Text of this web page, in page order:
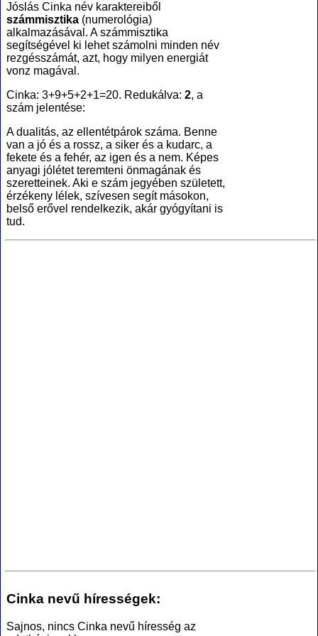
Jóslás Cinka név karaktereiből
számmisztika (numerológia)
alkalmazásával. A számmisztika
segítségével ki lehet számolni minden név
rezgésszámát, azt, hogy milyen energiát
vonz magával.
Cinka: 3+9+5+2+1=20. Redukálva: 2, a
szám jelentése:
A dualitás, az ellentétpárok száma. Benne
van a jó és a rossz, a siker és a kudarc, a
fekete és a fehér, az igen és a nem. Képes
anyagi jólétet teremteni önmagának és
szeretteinek. Aki e szám jegyében született,
érzékeny lélek, szívesen segít másokon,
belső erővel rendelkezik, akár gyógyítani is
tud.
Cinka nevű hírességek:
Sajnos, nincs Cinka nevű híresség az